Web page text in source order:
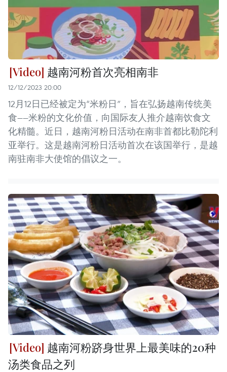
越南河粉首次亮相南非
12/12/2023 20:00
12月12日已经被定为“米粉日”，旨在弘扬越南传统美
食——米粉的文化价值，向国际友人推介越南饮食文
化精髓。近日，越南河粉日活动在南非首都比勒陀利
亚举行。这是越南河粉日活动首次在该国举行，是越
南驻南非大使馆的倡议之一。
越南河粉跻身世界上最美味的20种
汤类食品之列